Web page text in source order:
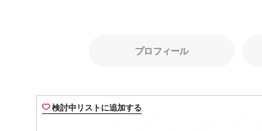
プロフィール
検討中リストに追加する